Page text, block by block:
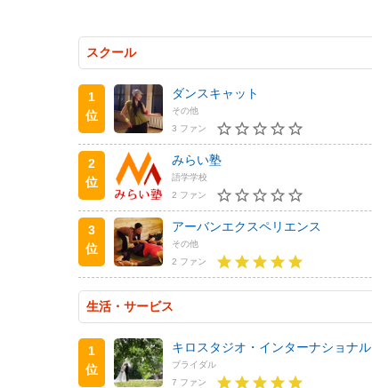
スクール
1
位
ダンスキャット
その他
3 ファン
2
位
みらい塾
語学学校
2 ファン
3
位
アーバンエクスペリエンス
その他
2 ファン
生活・サービス
1
位
キロスタジオ・インターナショナル
ブライダル
7 ファン